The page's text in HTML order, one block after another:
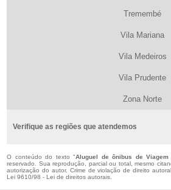
Tremembé
Vila Mariana
Vila Medeiros
Vila Prudente
Zona Norte
Verifique as regiões que atendemos
O conteúdo do texto "Aluguel de ônibus de Viagem
reservado. Sua reprodução, parcial ou total, mesmo
autorização do autor. Crime de violação de direito
Lei 9610/98 - Lei de direitos autorais